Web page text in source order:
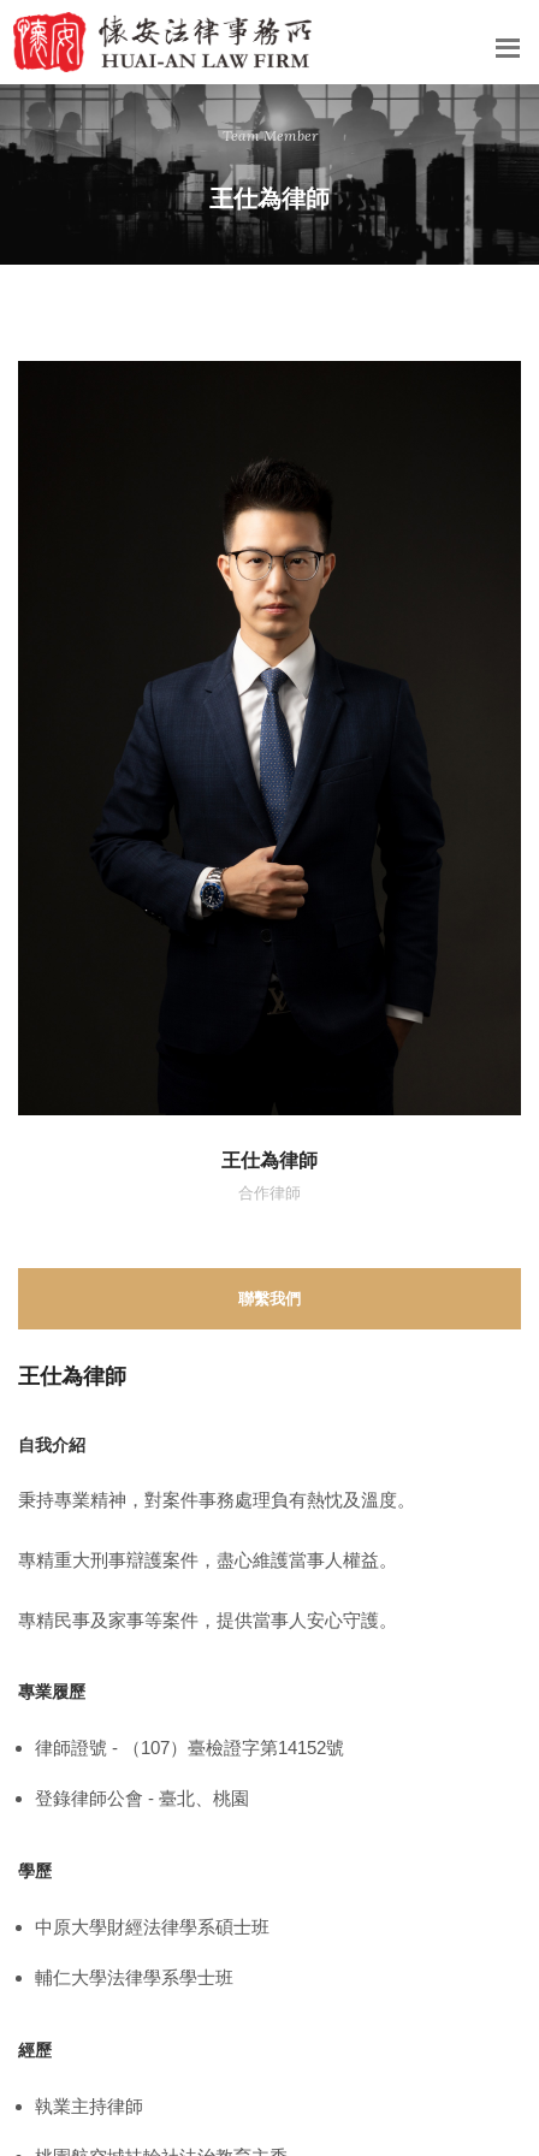
Team Member
王仕為律師
王仕為律師
合作律師
聯繫我們
王仕為律師
自我介紹
秉持專業精神，對案件事務處理負有熱忱及溫度。
專精重大刑事辯護案件，盡心維護當事人權益。
專精民事及家事等案件，提供當事人安心守護。
專業履歷
律師證號 - （107）臺檢證字第14152號
登錄律師公會 - 臺北、桃園
學歷
中原大學財經法律學系碩士班
輔仁大學法律學系學士班
經歷
執業主持律師